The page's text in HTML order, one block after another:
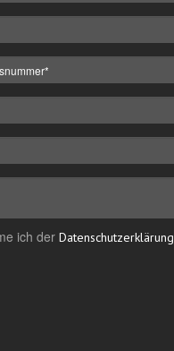
ich der Datenschutzerklärung